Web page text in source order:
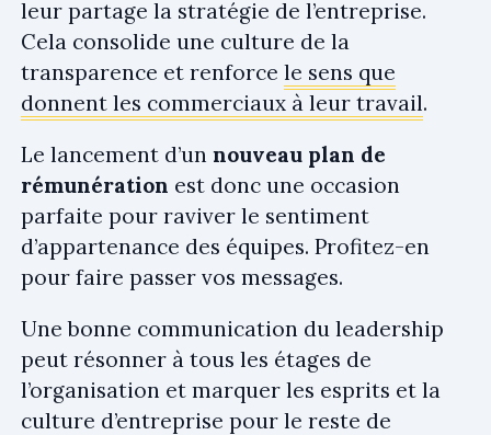
leur partage la stratégie de l’entreprise.
Cela consolide une culture de la
transparence et renforce le sens que
donnent les commerciaux à leur travail.
Le lancement d’un nouveau plan de
rémunération est donc une occasion
parfaite pour raviver le sentiment
d’appartenance des équipes. Profitez-en
pour faire passer vos messages.
Une bonne communication du leadership
peut résonner à tous les étages de
l’organisation et marquer les esprits et la
culture d’entreprise pour le reste de